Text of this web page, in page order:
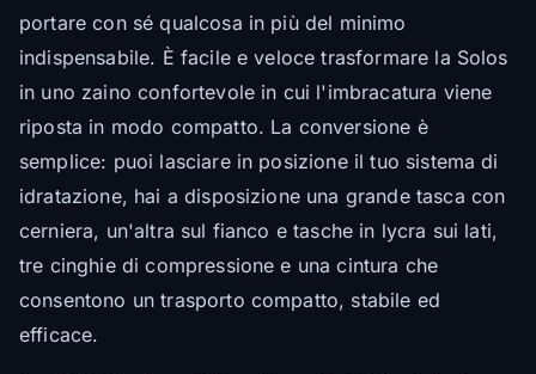
portare con sé qualcosa in più del minimo
indispensabile. È facile e veloce trasformare la Solos
in uno zaino confortevole in cui l'imbracatura viene
riposta in modo compatto. La conversione è
semplice: puoi lasciare in posizione il tuo sistema di
idratazione, hai a disposizione una grande tasca con
cerniera, un'altra sul fianco e tasche in lycra sui lati,
tre cinghie di compressione e una cintura che
consentono un trasporto compatto, stabile ed
efficace.